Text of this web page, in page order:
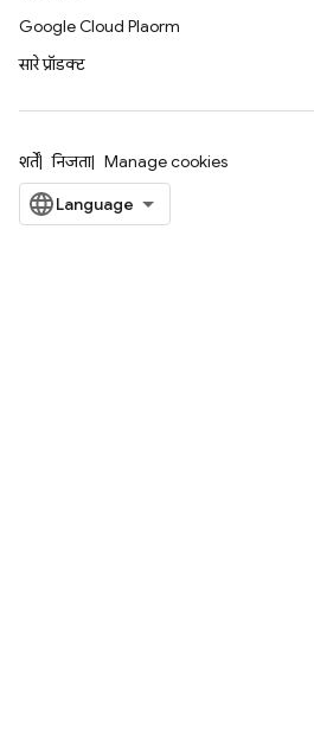
Google Cloud Platform
सारे प्रॉडक्ट
शर्तें निजता Manage cookies